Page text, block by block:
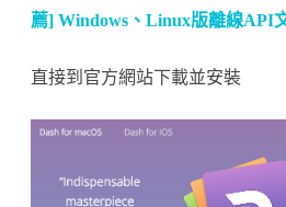
薦] Windows、Linux版離線API
直接到官方網站下載並安裝